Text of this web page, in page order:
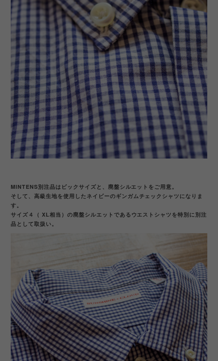
MINTENS別注品はビックサイズと、廃盤シルエットをご用意。
そして、高級生地を使用したネイビーのギンガムチェックシャツになりま
す。
サイズ４（ XL相当）の廃盤シルエットであるウエストシャツを特別に別注
品として取扱い。